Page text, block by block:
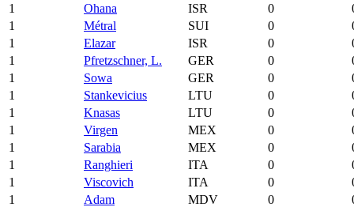
1
Ohana ISR 0
1
Métral SUI 0
1
Elazar ISR 0
1
Pfretzschner, L. GER 0
1
Sowa GER 0
1
Stankevicius LTU 0
1
Knasas LTU 0
1
Virgen MEX 0
1
Sarabia MEX 0
1
Ranghieri ITA 0
1
Viscovich ITA 0
1
Adam MDV 0